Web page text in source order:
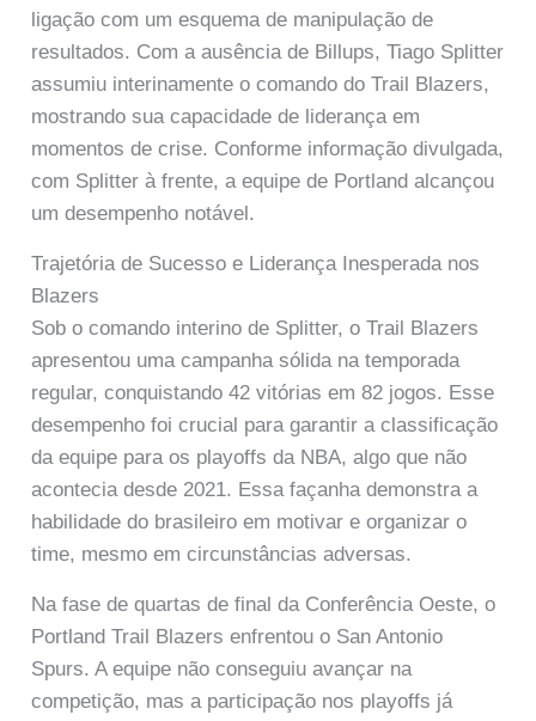
ligação com um esquema de manipulação de
resultados. Com a ausência de Billups, Tiago Splitter
assumiu interinamente o comando do Trail Blazers,
mostrando sua capacidade de liderança em
momentos de crise. Conforme informação divulgada,
com Splitter à frente, a equipe de Portland alcançou
um desempenho notável.
Trajetória de Sucesso e Liderança Inesperada nos
Blazers
Sob o comando interino de Splitter, o Trail Blazers
apresentou uma campanha sólida na temporada
regular, conquistando 42 vitórias em 82 jogos. Esse
desempenho foi crucial para garantir a classificação
da equipe para os playoffs da NBA, algo que não
acontecia desde 2021. Essa façanha demonstra a
habilidade do brasileiro em motivar e organizar o
time, mesmo em circunstâncias adversas.
Na fase de quartas de final da Conferência Oeste, o
Portland Trail Blazers enfrentou o San Antonio
Spurs. A equipe não conseguiu avançar na
competição, mas a participação nos playoffs já